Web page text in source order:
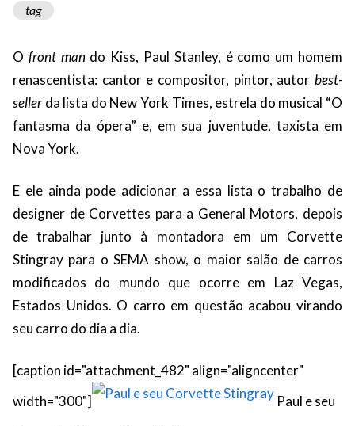
tag
O front mando Kiss, Paul Stanley, é como um homem
renascentista: cantor e compositor, pintor, autor best-
seller da lista do New York Times, estrela do musical “O
fantasma da ópera” e, em sua juventude, taxista em
Nova York.
E ele ainda pode adicionar a essa lista o trabalho de
designer de Corvettes para a General Motors, depois
de trabalhar junto à montadora em um Corvette
Stingray para o SEMA show, o maior salão de carros
modificados do mundo que ocorre em Laz Vegas,
Estados Unidos. O carro em questão acabou virando
seu carro do dia a dia.
[caption id="attachment_482" align="aligncenter"
width="300"]
Paul e seu